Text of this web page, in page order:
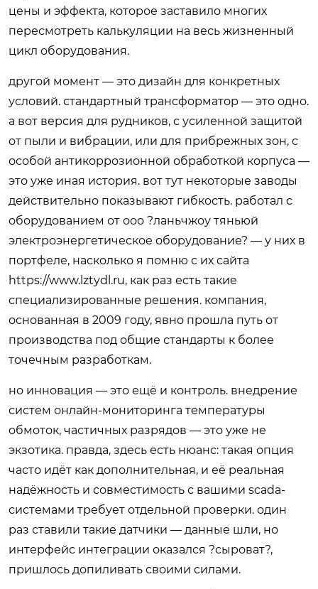
цены и эффекта, которое заставило многих
пересмотреть калькуляции на весь жизненный
цикл оборудования.
другой момент — это дизайн для конкретных
условий. стандартный трансформатор — это одно.
а вот версия для рудников, с усиленной защитой
от пыли и вибрации, или для прибрежных зон, с
особой антикоррозионной обработкой корпуса —
это уже иная история. вот тут некоторые заводы
действительно показывают гибкость. работал с
оборудованием от ооо ?ланьчжоу тяньюй
электроэнергетическое оборудование? — у них в
портфеле, насколько я помню с их сайта
https://www.lztydl.ru, как раз есть такие
специализированные решения. компания,
основанная в 2009 году, явно прошла путь от
производства под общие стандарты к более
точечным разработкам.
но инновация — это ещё и контроль. внедрение
систем онлайн-мониторинга температуры
обмоток, частичных разрядов — это уже не
экзотика. правда, здесь есть нюанс: такая опция
часто идёт как дополнительная, и её реальная
надёжность и совместимость с вашими scada-
системами требует отдельной проверки. один
раз ставили такие датчики — данные шли, но
интерфейс интеграции оказался ?сыроват?,
пришлось допиливать своими силами.